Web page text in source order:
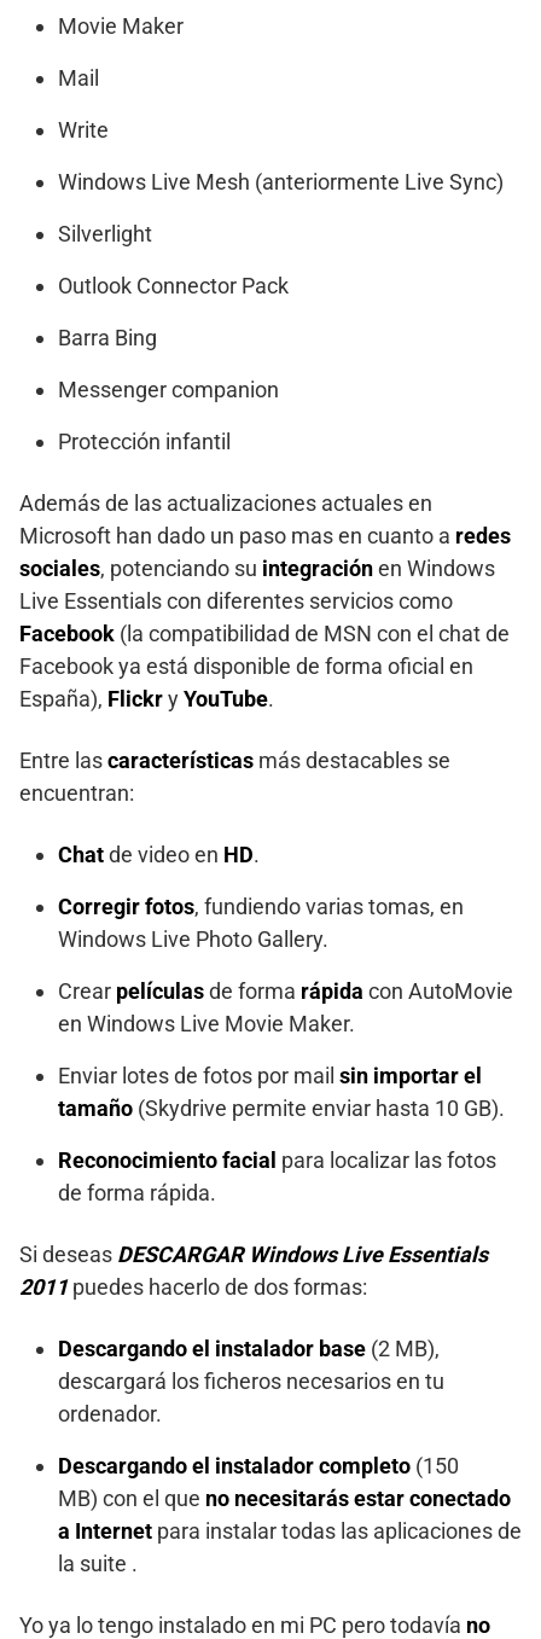
Movie Maker
Mail
Write
Windows Live Mesh (anteriormente Live Sync)
Silverlight
Outlook Connector Pack
Barra Bing
Messenger companion
Protección infantil
Además de las actualizaciones actuales en
Microsoft han dado un paso mas en cuanto a redes
sociales, potenciando su integraciónen Windows
Live Essentials con diferentes servicios como
Facebook (la compatibilidad de MSN con el chat de
Facebook ya está disponible de forma oficial en
España), FlickryYouTube.
Entre lascaracterísticas más destacables se
encuentran:
Chatde video en HD.
Corregir fotos, fundiendo varias tomas, en
Windows Live Photo Gallery.
Crear películasde forma rápida con AutoMovie
en Windows Live Movie Maker.
Enviar lotes de fotos por mail sin importar el
tamaño (Skydrive permite enviar hasta 10 GB).
Reconocimiento facial para localizar las fotos
de forma rápida.
Si deseas DESCARGAR Windows Live Essentials
2011puedes hacerlo de dos formas:
Descargando el instalador base (2 MB),
descargará los ficheros necesarios en tu
ordenador.
Descargando el instalador completo (150
MB) con el que no necesitarás estar conectado
a Internet para instalar todas las aplicaciones de
la suite .
Yo ya lo tengo instalado en mi PC pero todavía no